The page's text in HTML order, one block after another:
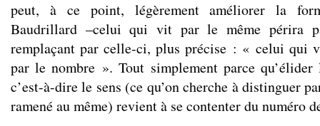
peut, à ce point, légèrement améliorer la
Baudrillard –celui qui vit par le même périra
remplaçant par celle-ci, plus précise : « celui qui
par le nombre ». Tout simplement parce
c’est-à-dire le sens (ce qu’on cherche à distinguer
ramené au même) revient à se contenter du numéro